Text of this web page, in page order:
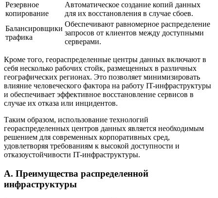
Резервное
копирование
Автоматическое создание копий данных
для их восстановления в случае сбоев.
Балансировщики
трафика
Обеспечивают равномерное распределение
запросов от клиентов между доступными
серверами.
Кроме того, геораспределенные центры данных включают в
себя несколько рабочих стойк, размещенных в различных
географических регионах. Это позволяет минимизировать
влияние человеческого фактора на работу IT-инфраструктуры
и обеспечивает эффективное восстановление сервисов в
случае их отказа или инцидентов.
Таким образом, использование технологий
геораспределенных центров данных является необходимым
решением для современных корпоративных сред,
удовлетворяя требованиям к высокой доступности и
отказоустойчивости IT-инфраструктуры.
А. Преимущества распределенной
инфраструктуры